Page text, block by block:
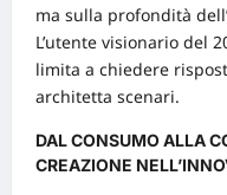
ma sulla profondità
L’utente visionario del
limita a chiedere
architetta scenari.
DAL CONSUMO ALLA
CREAZIONE